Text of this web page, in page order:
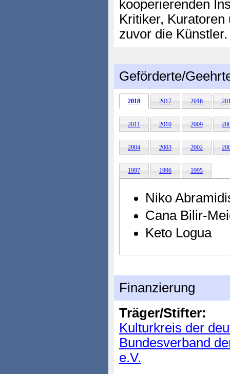
kooperierenden
Kritiker,
zuvor die Künstler.
Geförderte/
2018 2017 2016
2011 2010 2009
2004 2003 2002
1997 1996 1995
Niko
Cana Bilir-
Keto Logua
Finanzierung
Träger/Stifter:
Kulturkreis der
Bundesverband
e.V.